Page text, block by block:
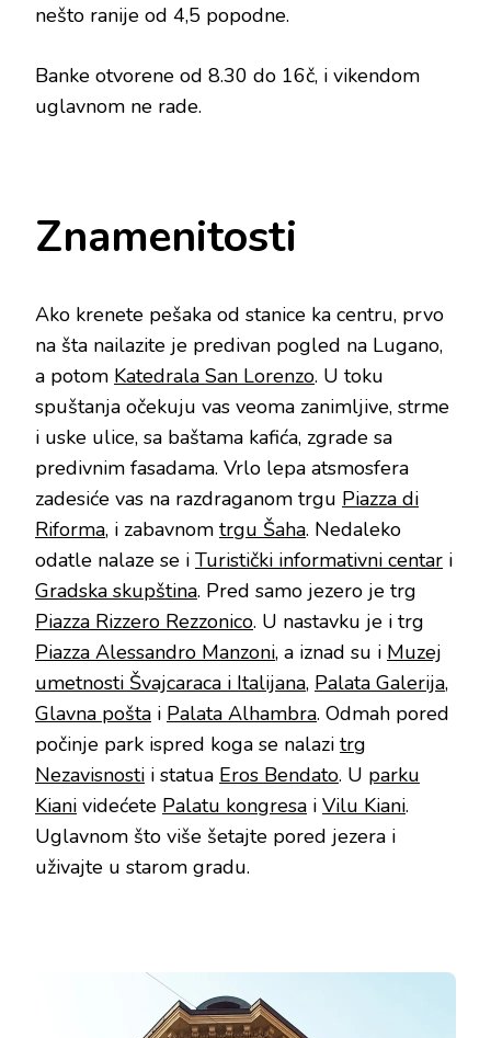
nešto ranije od 4,5 popodne.
Banke otvorene od 8.30 do 16č, i vikendom
uglavnom ne rade.
Znamenitosti
Ako krenete pešaka od stanice ka centru, prvo
na šta nailazite je predivan pogled na Lugano,
a potom Katedrala San Lorenzo. U toku
spuštanja očekuju vas veoma zanimljive, strme
i uske ulice, sa baštama kafića, zgrade sa
predivnim fasadama. Vrlo lepa atsmosfera
zadesiće vas na razdraganom trgu Piazza di
Riforma, i zabavnom trgu Šaha. Nedaleko
odatle nalaze se i Turistički informativni centar i
Gradska skupština. Pred samo jezero je trg
Piazza Rizzero Rezzonico. U nastavku je i trg
Piazza Alessandro Manzoni, a iznad su i Muzej
umetnosti Švajcaraca i Italijana, Palata Galerija,
Glavna pošta i Palata Alhambra. Odmah pored
počinje park ispred koga se nalazi trg
Nezavisnosti i statua Eros Bendato. U parku
Kiani videćete Palatu kongresa i Vilu Kiani.
Uglavnom što više šetajte pored jezera i
uživajte u starom gradu.